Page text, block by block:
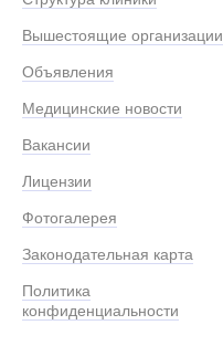
Вышестоящие организации
Объявления
Медицинские новости
Вакансии
Лицензии
Фотогалерея
Законодательная карта
Политика
конфиденциальности